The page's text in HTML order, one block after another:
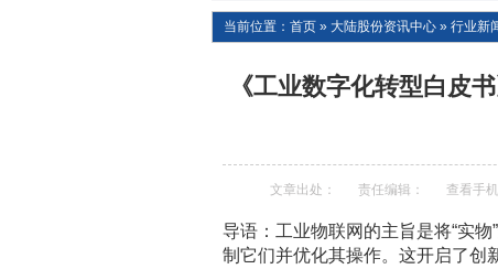
当前位置： 首页 » 大陆股份资讯中心 » 行业新
《工业数字化转型白皮
文章出处： 责任编辑： 查看手
导语：工业物联网的主旨是将“实
制它们并优化其操作。这开启了创